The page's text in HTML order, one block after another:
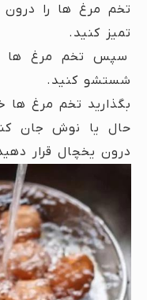
تخم مرغ ها را درون
تمیز کنید.
سپس تخم مرغ ها
شستشو کنید.
بگذارید تخم مرغ
حال یا نوش جان
درون یخچال قرار